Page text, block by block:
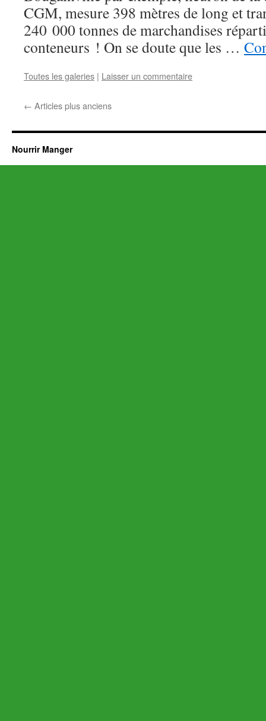
CGM, mesure 398 mètres de long et
240 000 tonnes de marchandises
conteneurs ! On se doute que les …
Toutes les galeries | Laisser un commentaire
← Articles plus anciens
Nourrir Manger